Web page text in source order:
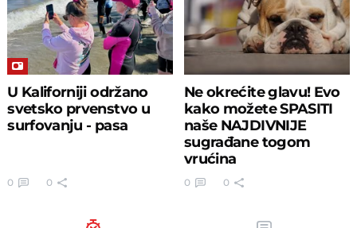
U Kaliforniji održano
svetsko prvenstvo u
surfovanju - pasa
0 0
Ne okrećite glavu! Evo
kako možete SPASITI
naše NAJDIVNIJE
sugrađane togom
vrućina
0 0